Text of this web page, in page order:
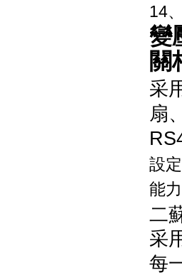
14
變
關
采
扇
設
能
二
采
每